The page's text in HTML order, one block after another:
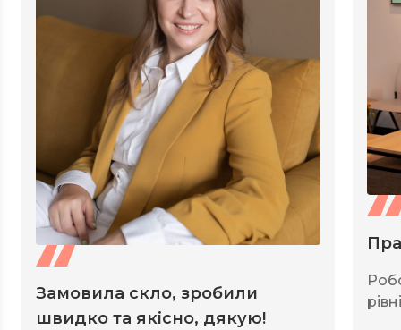
Замовила скло, зробили
швидко та якісно, дякую!